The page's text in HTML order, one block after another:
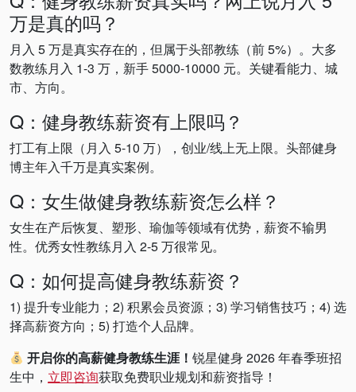
万是真的吗？
月入 5 万是真实存在的，但属于头部教练（前 5%）。大多
数教练月入 1-3 万，新手 5000-10000 元。关键看能力、城
市、方向。
Q：健身教练薪资有上限吗？
打工有上限（月入 5-10 万），创业/线上无上限。头部健身
博主年入千万是真实案例。
Q：女生做健身教练薪资怎么样？
女生在产后恢复、塑形、瑜伽等领域有优势，薪资不输男
性。优秀女性教练月入 2-5 万很常见。
Q：如何提高健身教练薪资？
1) 提升专业能力；2) 积累会员资源；3) 学习销售技巧；4) 选
择高薪资方向；5) 打造个人品牌。
开启你的高薪健身教练生涯！锐星健身 2026 年春季班招
生中， 立即咨询获取免费职业规划和薪资指导！